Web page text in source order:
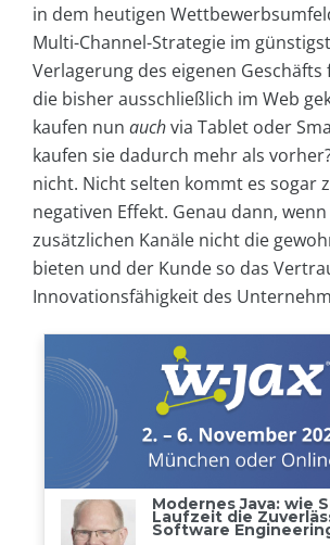
in dem heutigen
Multi-Channel-Strategie im
Verlagerung des eigenen
die bisher ausschließlich im Web
kaufen nun auchvia Tablet oder
kaufen sie dadurch mehr als
nicht. Nicht selten kommt es sogar
negativen Effekt. Genau dann,
zusätzlichen Kanäle nicht die
bieten und der Kunde so das
Innovationsfähigkeit des